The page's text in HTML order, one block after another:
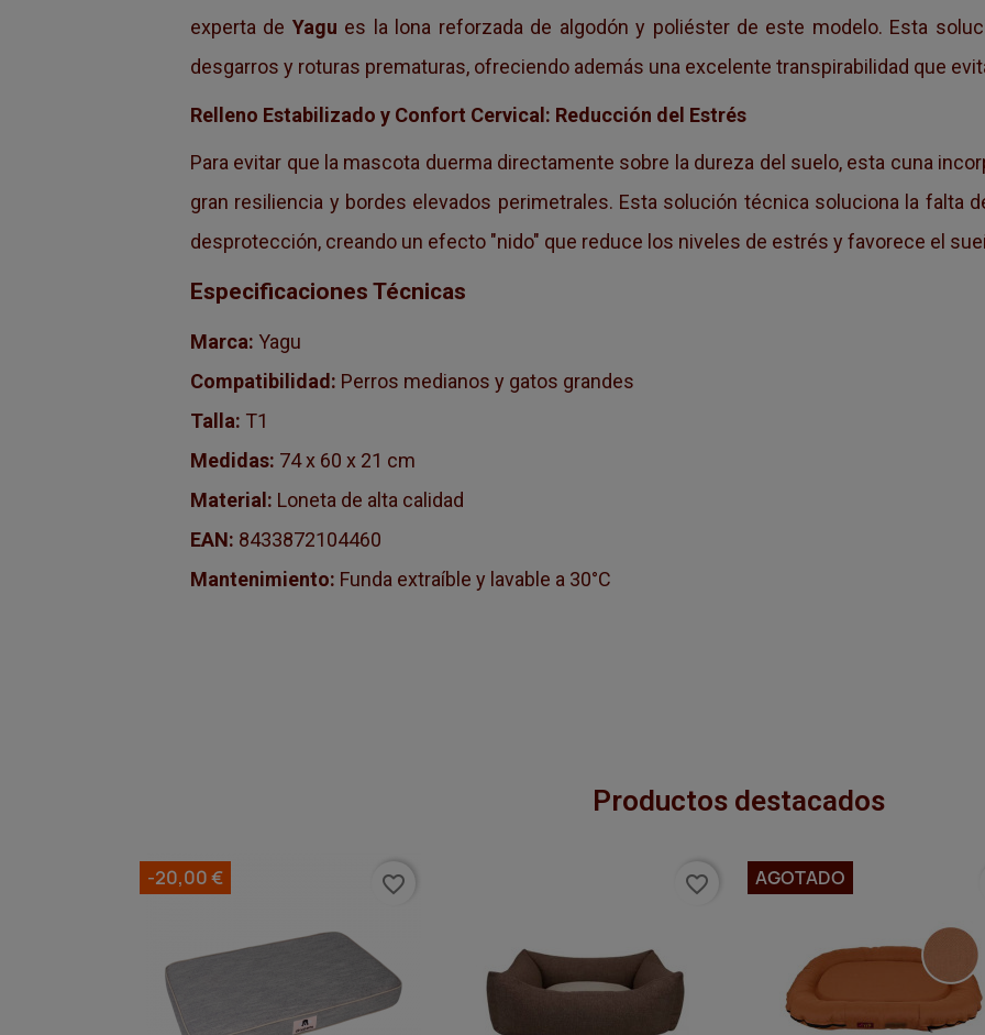
experta de Yagu es la lona reforzada de algodón y poliéster de este modelo. Esta
desgarros y roturas prematuras, ofreciendo además una excelente transpirabilidad que
Relleno Estabilizado y Confort Cervical: Reducción del Estrés
Para evitar que la mascota duerma directamente sobre la dureza del suelo, esta cuna
gran resiliencia y bordes elevados perimetrales. Esta solución técnica soluciona la falta
desprotección, creando un efecto "nido" que reduce los niveles de estrés y favorece el
Especificaciones Técnicas
Marca: Yagu
Compatibilidad: Perros medianos y gatos grandes
Talla: T1
Medidas: 74 x 60 x 21 cm
Material: Loneta de alta calidad
EAN: 8433872104460
Mantenimiento: Funda extraíble y lavable a 30°C
Productos destacados
-20,00 € favorite_border favorite_border AGOTADO